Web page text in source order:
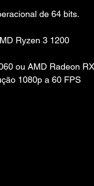
de 64 bits.
Ryzen 3 1200
ou AMD Radeon
1080p a 60 FPS